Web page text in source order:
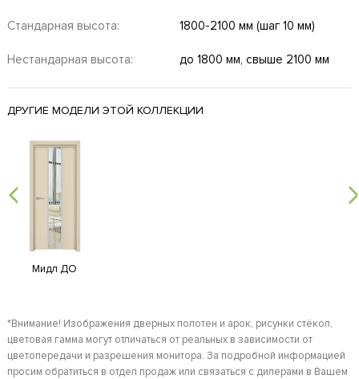
Стандарная высота: 1800-2100 мм (шаг 10 мм)
Нестандарная высота: до 1800 мм, свыше 2100 мм
ДРУГИЕ МОДЕЛИ ЭТОЙ КОЛЛЕКЦИИ
Мидл ДО
*Внимание! Изображения дверных полотен и арок, рисунки стёкол,
цветовая гамма могут отличаться от реальных в зависимости от
цветопередачи и разрешения монитора. За подробной информацией
просим обратиться в отдел продаж или связаться с дилерами в Вашем